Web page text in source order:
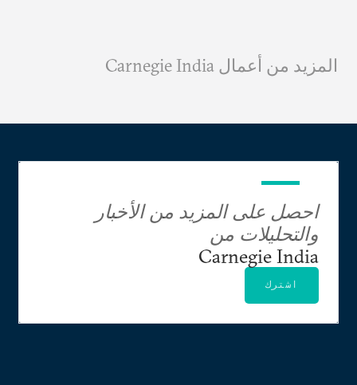
المزيد من أعمال Carnegie India
احصل على المزيد من الأخبار
والتحليلات من
Carnegie India
اشترك